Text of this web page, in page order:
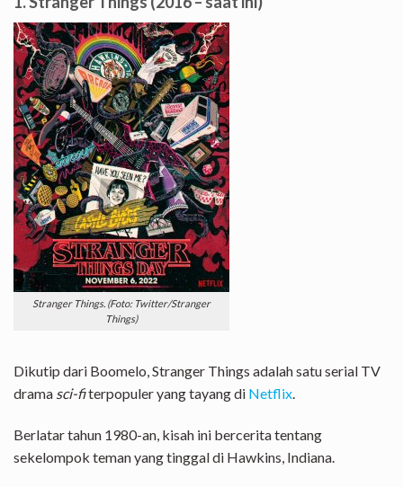
Stranger Things. (Foto: Twitter/Stranger
Things)
Dikutip dari Boomelo, Stranger Things adalah satu serial TV
drama sci-fiterpopuler yang tayang di Netflix
Berlatar tahun 1980-an, kisah ini bercerita tentang
sekelompok teman yang tinggal di Hawkins, Indiana.